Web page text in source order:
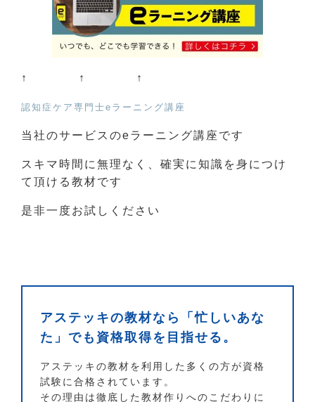
↑ ↑ ↑
認知症ケア専門士eラーニング講座
当社のサービスのeラーニング講座です
スキマ時間に無理なく、確実に知識を身につけ
て頂ける教材です
是非一度お試しください
アステッキの教材なら「忙しいあな
た」でも資格取得を目指せる。
アステッキの教材を利用した多くの方が資格
試験に合格されています。
その理由は徹底した教材作りへのこだわりに